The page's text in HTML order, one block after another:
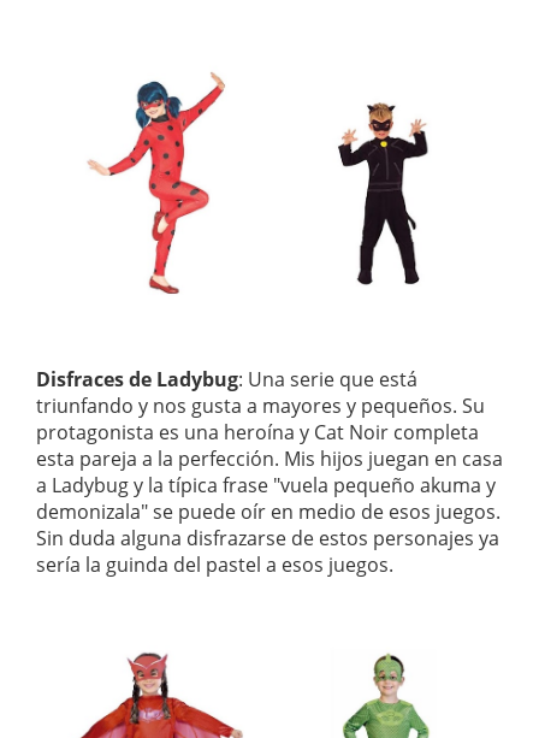
Disfraces de Ladybug: Una serie que está
triunfando y nos gusta a mayores y pequeños. Su
protagonista es una heroína y Cat Noir completa
esta pareja a la perfección. Mis hijos juegan en casa
a Ladybug y la típica frase "vuela pequeño akuma y
demonizala" se puede oír en medio de esos juegos.
Sin duda alguna disfrazarse de estos personajes ya
sería la guinda del pastel a esos juegos.